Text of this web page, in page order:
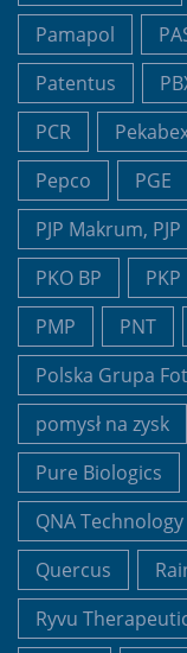
Pamapol
Patentus
PCR
Pepco
PGE
PJP Makrum, PJP
PKO BP
PKP
PMP
PNT
Polska Grupa
pomysł na zysk
Pure Biologics
QNA Technology
Quercus
Ryvu